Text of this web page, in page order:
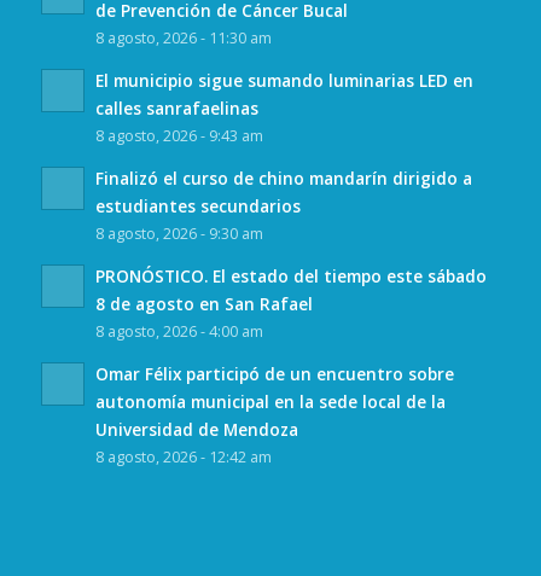
de Prevención de Cáncer Bucal
8 agosto, 2026 - 11:30 am
El municipio sigue sumando luminarias LED en
calles sanrafaelinas
8 agosto, 2026 - 9:43 am
Finalizó el curso de chino mandarín dirigido a
estudiantes secundarios
8 agosto, 2026 - 9:30 am
PRONÓSTICO. El estado del tiempo este sábado
8 de agosto en San Rafael
8 agosto, 2026 - 4:00 am
Omar Félix participó de un encuentro sobre
autonomía municipal en la sede local de la
Universidad de Mendoza
8 agosto, 2026 - 12:42 am